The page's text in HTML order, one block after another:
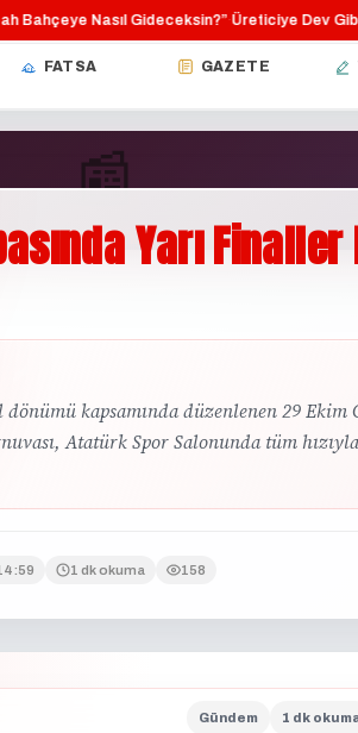
Nasıl Gideceksin?”·Üreticiye Dev Gibi
FATSA GAZETE
📰
GÜNDEMYarıFinaller
dönümü kapsamında düzenlenen 29
Atatürk Spor Salonunda tüm
1 dk okuma 158
Gündem 1 dk